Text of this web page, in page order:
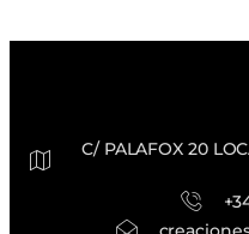
C/ PALAFOX 20